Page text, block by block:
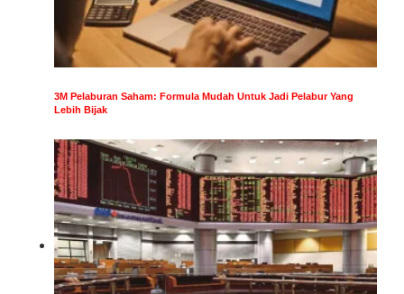
3M Pelaburan Saham: Formula Mudah Untuk Jadi Pelabur Yang
Lebih Bijak